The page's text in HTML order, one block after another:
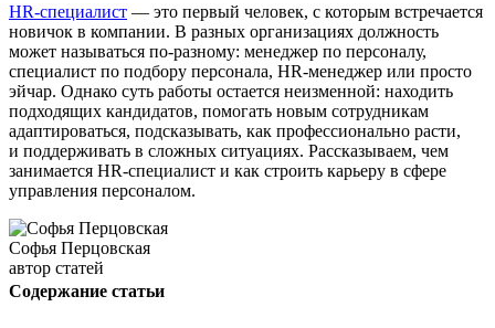
HR-специалист — это первый человек, с которым встречается
новичок в компании. В разных организациях должность
может называться по-разному: менеджер по персоналу,
специалист по подбору персонала, HR-менеджер или просто
эйчар. Однако суть работы остается неизменной: находить
подходящих кандидатов, помогать новым сотрудникам
адаптироваться, подсказывать, как профессионально расти,
и поддерживать в сложных ситуациях. Рассказываем, чем
занимается HR-специалист и как строить карьеру в сфере
управления персоналом.
Софья Перцовская
автор статей
Содержание статьи